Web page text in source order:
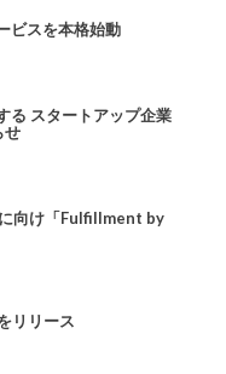
ビスを本格始動
る スタートアップ企業
せ
向け「Fulfillment by
リリース